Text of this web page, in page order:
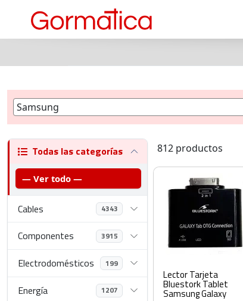
Todas las categorías
— Ver todo —
Cables 4343
Componentes 3915
Electrodomésticos 199
Energía 1207
812 productos
Lector Tarjeta
Bluestork Tablet
Samsung Galaxy